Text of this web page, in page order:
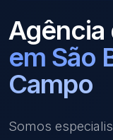
Agência
em São
Campo
Somos